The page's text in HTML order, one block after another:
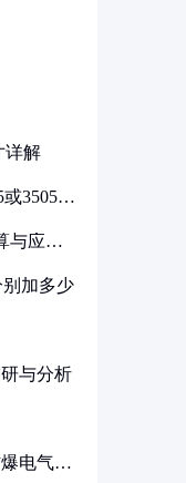
详解
3505代
与应用
加多少
与分析
电气设